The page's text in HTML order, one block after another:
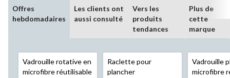
Offres
hebdomadaires
Les clients ont
aussi consulté
Vers les
produits
tendances
Plus de
cette
marque
Vadrouille rotative en
microfibre réutilisable
Raclette pour
plancher
Vadrouille
microfibre